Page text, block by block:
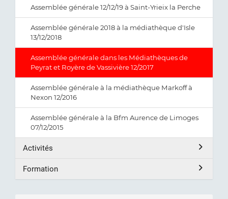
Assemblée générale 12/12/19 à Saint-Yrieix la Perche
Assemblée générale 2018 à la médiathèque d'Isle
13/12/2018
Assemblée générale dans les Médiathèques de
Peyrat et Royère de Vassivière 12/2017
Assemblée générale à la médiathèque Markoff à
Nexon 12/2016
Assemblée générale à la Bfm Aurence de Limoges
07/12/2015
Activités
Formation